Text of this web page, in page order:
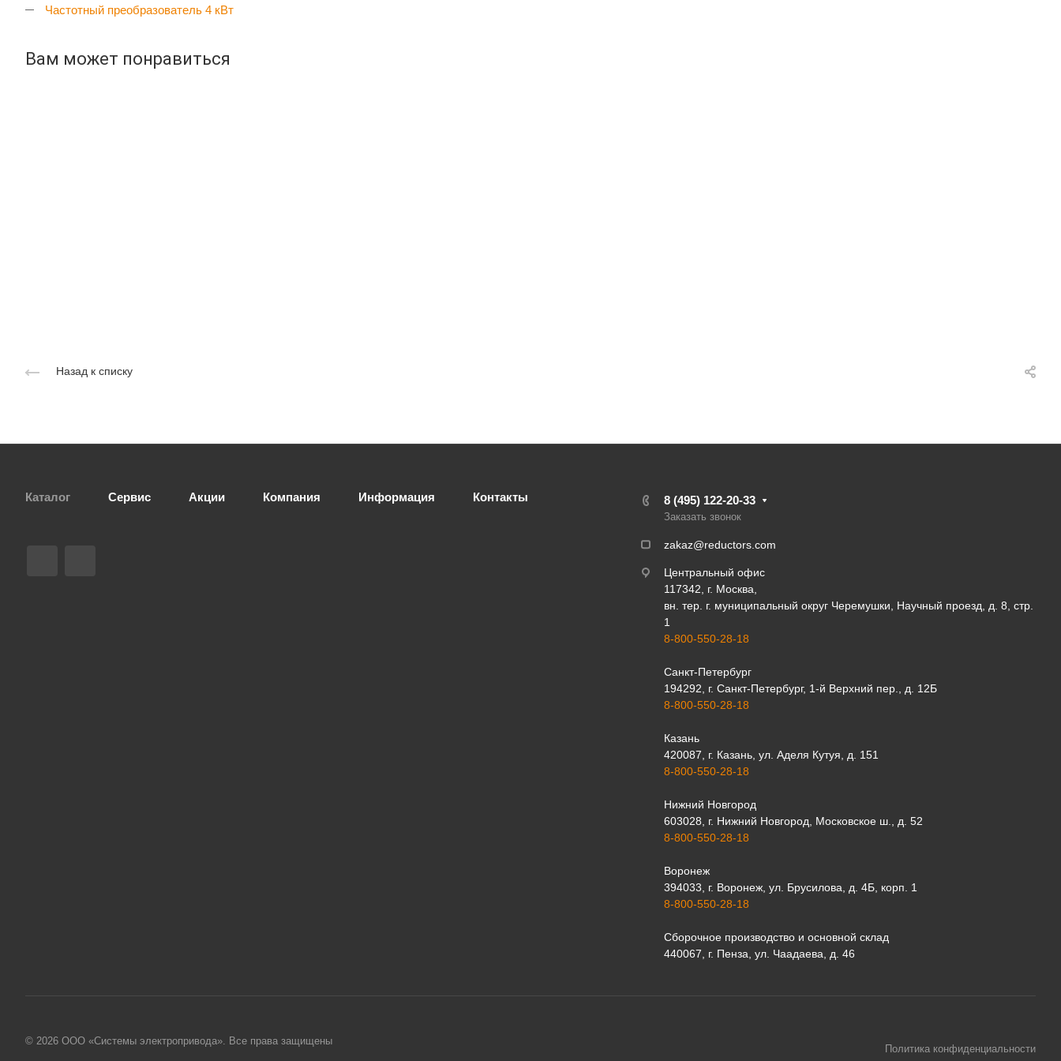
Частотный преобразователь 4 кВт
Вам может понравиться
Назад к списку
Каталог Сервис Акции Компания Информация Контакты 8 (495) 122-20-33
Заказать звонок
zakaz@reductors.com
Центральный офис
117342, г. Москва,
вн. тер. г. муниципальный округ Черемушки, Научный проезд, д. 8, стр.
1
8-800-550-28-18
Санкт-Петербург
194292, г. Санкт-Петербург, 1-й Верхний пер., д. 12Б
8-800-550-28-18
Казань
420087, г. Казань, ул. Аделя Кутуя, д. 151
8-800-550-28-18
Нижний Новгород
603028, г. Нижний Новгород, Московское ш., д. 52
8-800-550-28-18
Воронеж
394033, г. Воронеж, ул. Брусилова, д. 4Б, корп. 1
8-800-550-28-18
Сборочное производство и основной склад
440067, г. Пенза, ул. Чаадаева, д. 46
© 2026 ООО «Системы электропривода». Все права защищены
Политика конфиденциальности